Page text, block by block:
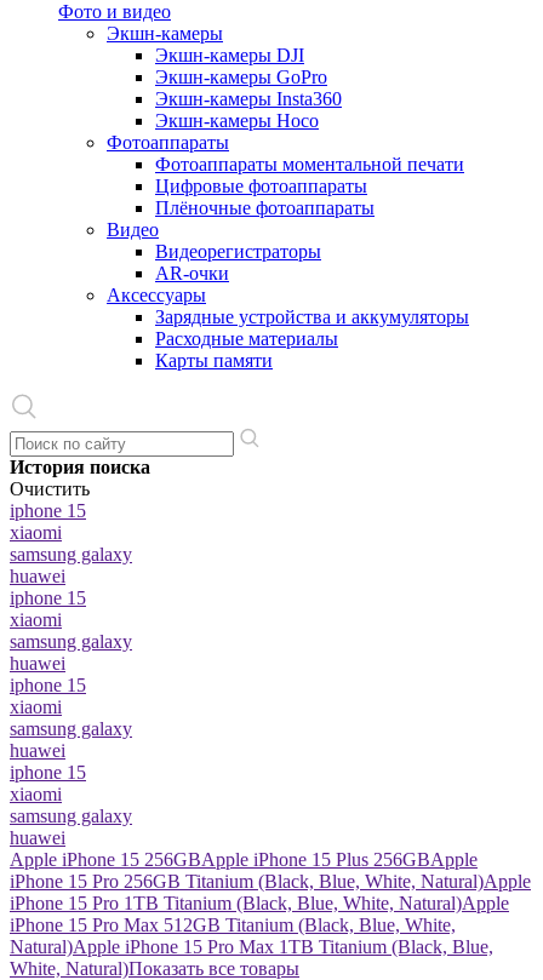
Фото и видео
Экшн-камеры
Экшн-камеры DJI
Экшн-камеры GoPro
Экшн-камеры Insta360
Экшн-камеры Hoco
Фотоаппараты
Фотоаппараты моментальной печати
Цифровые фотоаппараты
Плёночные фотоаппараты
Видео
Видеорегистраторы
AR-очки
Аксессуары
Зарядные устройства и аккумуляторы
Расходные материалы
Карты памяти
История поиска
Очистить
iphone 15
xiaomi
samsung galaxy
huawei
iphone 15
xiaomi
samsung galaxy
huawei
iphone 15
xiaomi
samsung galaxy
huawei
iphone 15
xiaomi
samsung galaxy
huawei
Apple iPhone 15 256GBApple iPhone 15 Plus 256GBApple
iPhone 15 Pro 256GB Titanium (Black, Blue, White, Natural)Apple
iPhone 15 Pro 1TB Titanium (Black, Blue, White, Natural)Apple
iPhone 15 Pro Max 512GB Titanium (Black, Blue, White,
Natural)Apple iPhone 15 Pro Max 1TB Titanium (Black, Blue,
White, Natural)Показать все товары